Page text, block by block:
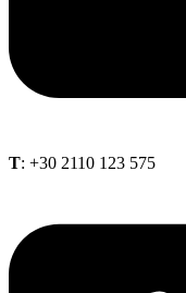
Τ: +30 2110 123 575